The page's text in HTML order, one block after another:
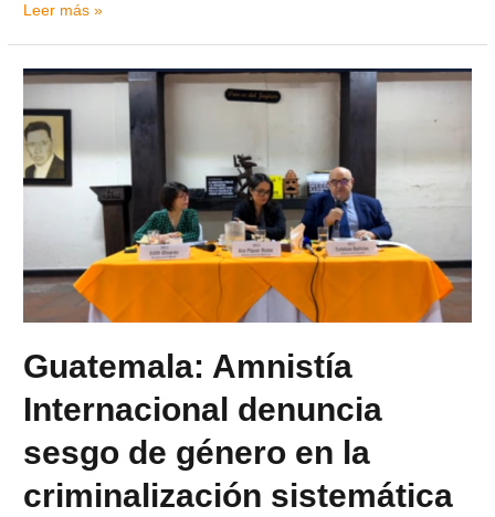
Leer más »
Guatemala: Amnistía
Internacional denuncia
sesgo de género en la
criminalización sistemática